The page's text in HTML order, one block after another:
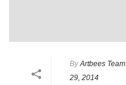
By Artbees Team
29, 2014